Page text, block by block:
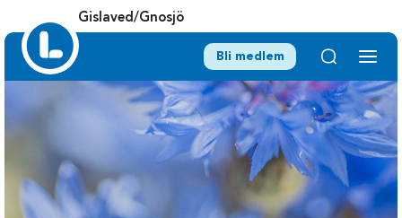
Gislaved/Gnosjö
Bli medlem